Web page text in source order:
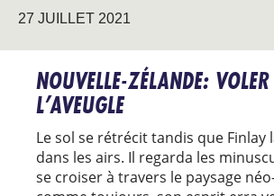
27 JUILLET 2021
NOUVELLE-ZÉLANDE:
L’AVEUGLE
Le sol se rétrécit tandis que Finlay
dans les airs. Il regarda les
se croiser à travers le paysage